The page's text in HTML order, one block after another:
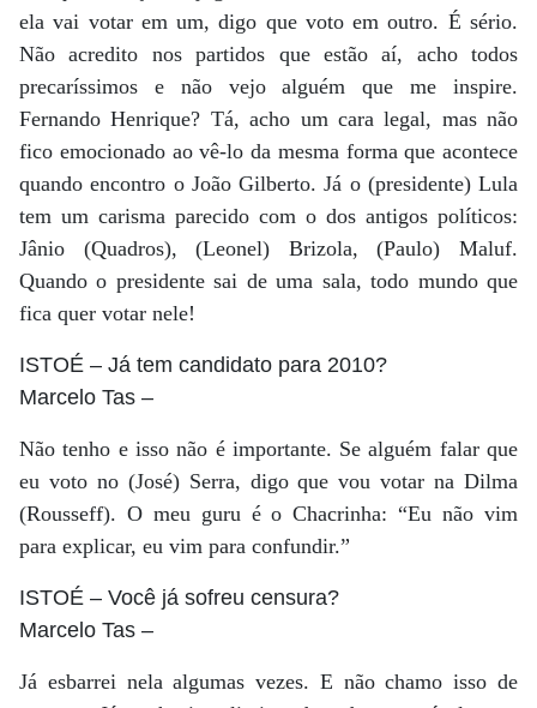
ela vai votar em um, digo que voto em outro. É sério.
Não acredito nos partidos que estão aí, acho todos
precaríssimos e não vejo alguém que me inspire.
Fernando Henrique? Tá, acho um cara legal, mas não
fico emocionado ao vê-lo da mesma forma que acontece
quando encontro o João Gilberto. Já o (presidente) Lula
tem um carisma parecido com o dos antigos políticos:
Jânio (Quadros), (Leonel) Brizola, (Paulo) Maluf.
Quando o presidente sai de uma sala, todo mundo que
fica quer votar nele!
ISTOÉ – Já tem candidato para 2010?
Marcelo Tas –
Não tenho e isso não é importante. Se alguém falar que
eu voto no (José) Serra, digo que vou votar na Dilma
(Rousseff). O meu guru é o Chacrinha: “Eu não vim
para explicar, eu vim para confundir.”
ISTOÉ – Você já sofreu censura?
Marcelo Tas –
Já esbarrei nela algumas vezes. E não chamo isso de